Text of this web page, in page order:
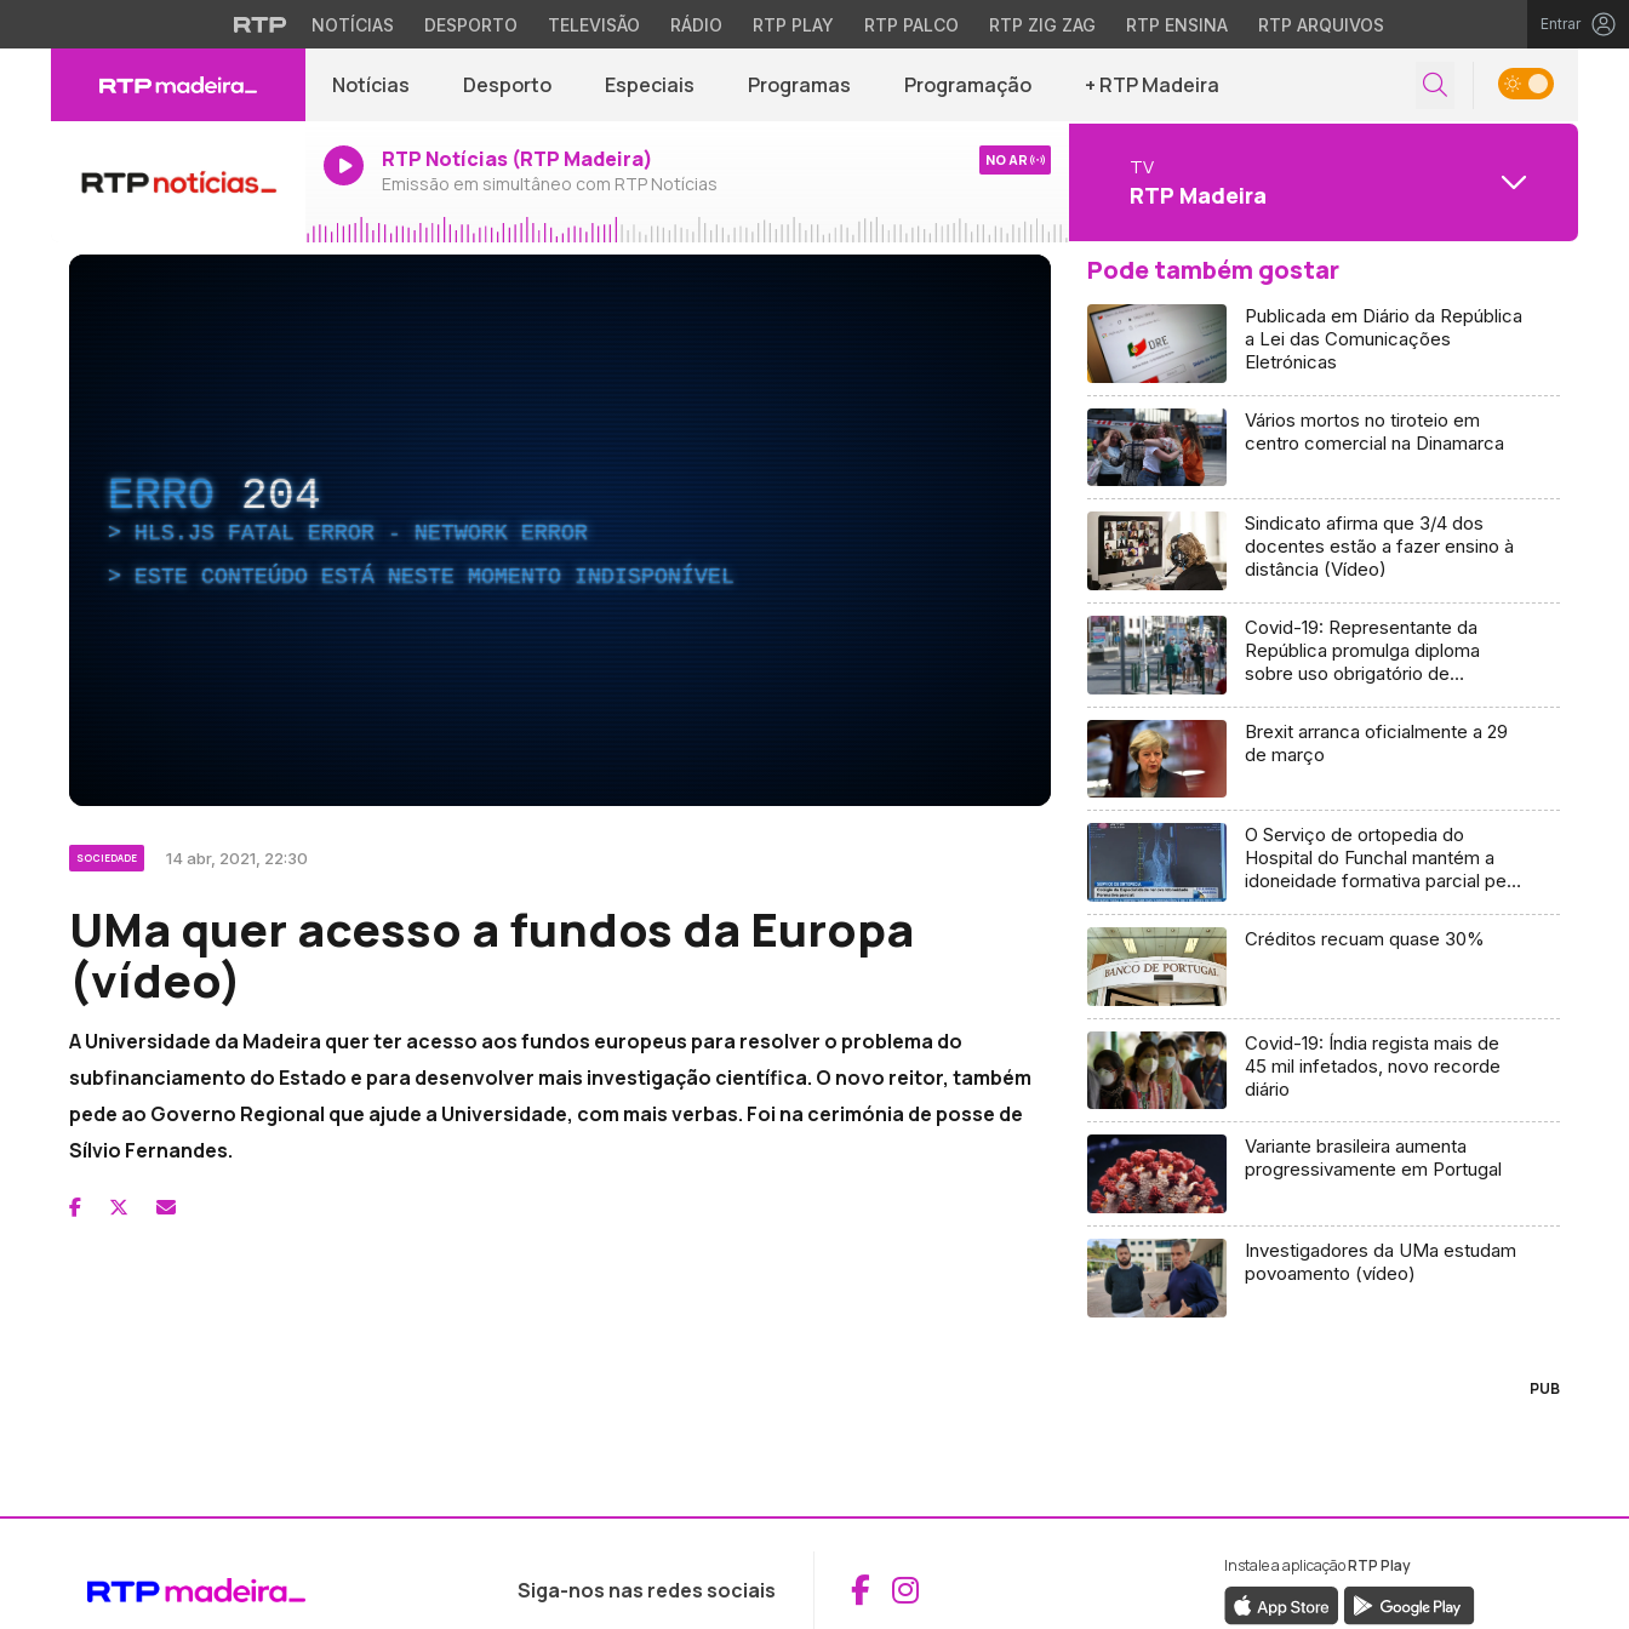
NOTÍCIAS DESPORTO TELEVISÃO RÁDIO RTP PLAY RTP PALCO RTP ZIG ZAG RTP ENSINA RTP ARQUIVOS Entrar
Notícias Desporto Especiais Programas Programação + RTP Madeira
RTP Notícias (RTP Madeira)
Emissão em simultâneo com RTP Notícias
NO AR TV
RTP Madeira
ERRO 204
HLS.JS FATAL ERROR - NETWORK ERROR
ESTE CONTEÚDO ESTÁ NESTE MOMENTO INDISPONÍVEL
SOCIEDADE 14 abr, 2021, 22:30
UMa quer acesso a fundos da Europa
(vídeo)
A Universidade da Madeira quer ter acesso aos fundos europeus para resolver o problema do
subfinanciamento do Estado e para desenvolver mais investigação científica. O novo reitor, também
pede ao Governo Regional que ajude a Universidade, com mais verbas. Foi na cerimónia de posse de
Sílvio Fernandes.
Pode também gostar
Publicada em Diário da República
a Lei das Comunicações
Eletrónicas
Vários mortos no tiroteio em
centro comercial na Dinamarca
Sindicato afirma que 3/4 dos
docentes estão a fazer ensino à
distância (Vídeo)
Covid-19: Representante da
República promulga diploma
sobre uso obrigatório de
Brexit arranca oficialmente a 29
de março
O Serviço de ortopedia do
Hospital do Funchal mantém a
idoneidade formativa parcial pelo
(Vídeo)
Créditos recuam quase 30%
Covid-19: Índia regista mais de
45 mil infetados, novo recorde
diário
Variante brasileira aumenta
progressivamente em Portugal
Investigadores da UMa estudam
povoamento (vídeo)
PUB
Siga-nos nas redes sociais Aceder ao Facebook da RTP Madeira
Aceder ao Instagram da RTP Madeira
Instale a aplicaçãoRTP Play